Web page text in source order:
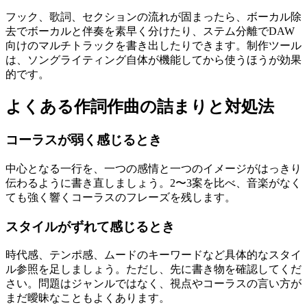
フック、歌詞、セクションの流れが固まったら、ボーカル除
去でボーカルと伴奏を素早く分けたり、ステム分離でDAW
向けのマルチトラックを書き出したりできます。制作ツール
は、ソングライティング自体が機能してから使うほうが効果
的です。
よくある作詞作曲の詰まりと対処法
コーラスが弱く感じるとき
中心となる一行を、一つの感情と一つのイメージがはっきり
伝わるように書き直しましょう。2〜3案を比べ、音楽がなく
ても強く響くコーラスのフレーズを残します。
スタイルがずれて感じるとき
時代感、テンポ感、ムードのキーワードなど具体的なスタイ
ル参照を足しましょう。ただし、先に書き物を確認してくだ
さい。問題はジャンルではなく、視点やコーラスの言い方が
まだ曖昧なこともよくあります。